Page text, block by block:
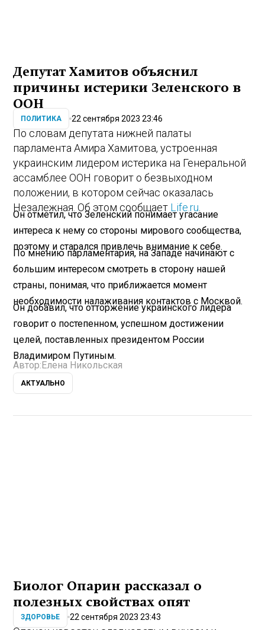
Депутат Хамитов объяснил
причины истерики Зеленского в
ООН
ПОЛИТИКА 22 сентября 2023 23:46
По словам депутата нижней палаты
парламента Амира Хамитова, устроенная
украинским лидером истерика на Генеральной
ассамблее ООН говорит о безвыходном
положении, в котором сейчас оказалась
Незалежная. Об этом сообщает Life.ru
Он отметил, что Зеленский понимает угасание
интереса к нему со стороны мирового сообщества,
поэтому и старался привлечь внимание к себе.
По мнению парламентария, на Западе начинают с
большим интересом смотреть в сторону нашей
страны, понимая, что приближается момент
необходимости налаживания контактов с Москвой.
Он добавил, что отторжение украинского лидера
говорит о постепенном, успешном достижении
целей, поставленных президентом России
Владимиром Путиным.
Автор: Елена Никольская
АКТУАЛЬНО
Биолог Опарин рассказал о
полезных свойствах опят
ЗДОРОВЬЕ 22 сентября 2023 23:43